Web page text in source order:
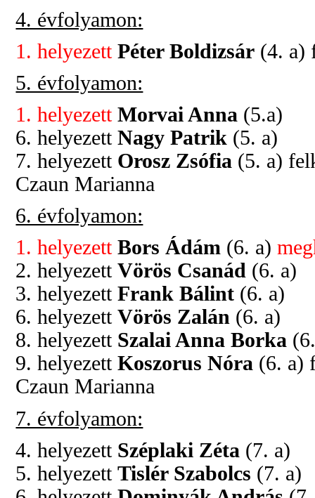
4. évfolyamon:
1. helyezett Péter Boldizsár (4. a)
5. évfolyamon:
1. helyezettMorvai Anna (5.a)
6. helyezettNagy Patrik (5. a)
7. helyezett Orosz Zsófia (5. a)
Czaun Marianna
6. évfolyamon:
1. helyezett Bors Ádám (6. a)
2. helyezettVörös Csanád (6. a)
3. helyezettFrank Bálint (6. a)
6. helyezettVörös Zalán (6. a)
8. helyezett Szalai Anna Borka
9. helyezettKoszorus Nóra (6. a)
Czaun Marianna
7. évfolyamon:
4. helyezett Széplaki Zéta (7. a)
5. helyezettTislér Szabolcs (7. a)